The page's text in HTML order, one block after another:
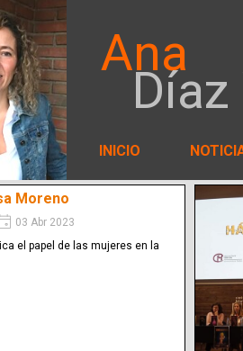
Ana
INICIO
Moreno
03 Abr 2023
el papel de las mujeres en la